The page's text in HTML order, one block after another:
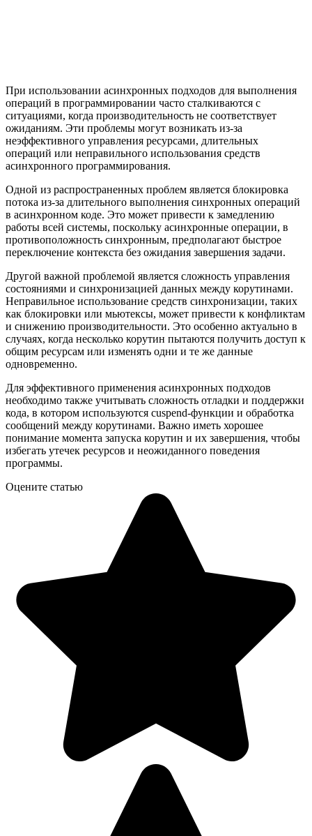
При использовании асинхронных подходов для выполнения
операций в программировании часто сталкиваются с
ситуациями, когда производительность не соответствует
ожиданиям. Эти проблемы могут возникать из-за
неэффективного управления ресурсами, длительных
операций или неправильного использования средств
асинхронного программирования.
Одной из распространенных проблем является блокировка
потока из-за длительного выполнения синхронных операций
в асинхронном коде. Это может привести к замедлению
работы всей системы, поскольку асинхронные операции, в
противоположность синхронным, предполагают быстрое
переключение контекста без ожидания завершения задачи.
Другой важной проблемой является сложность управления
состояниями и синхронизацией данных между корутинами.
Неправильное использование средств синхронизации, таких
как блокировки или мьютексы, может привести к конфликтам
и снижению производительности. Это особенно актуально в
случаях, когда несколько корутин пытаются получить доступ к
общим ресурсам или изменять одни и те же данные
одновременно.
Для эффективного применения асинхронных подходов
необходимо также учитывать сложность отладки и поддержки
кода, в котором используются сuspend-функции и обработка
сообщений между корутинами. Важно иметь хорошее
понимание момента запуска корутин и их завершения, чтобы
избегать утечек ресурсов и неожиданного поведения
программы.
Оцените статью